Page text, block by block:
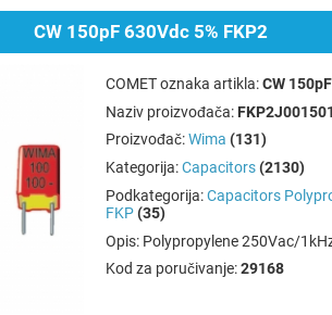
CW 150pF 630Vdc 5% FKP2
COMET oznaka artikla:CW
Naziv proizvođača:
Proizvođač:Wima (131)
Kategorija:Capacitors (2130)
Podkategorija:Capacitors
FKP (35)
Opis: Polypropylene 250Vac/
Kod za poručivanje:29168